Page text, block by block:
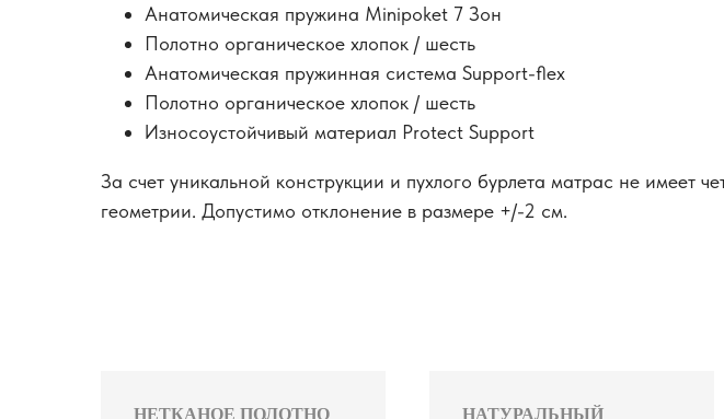
Анатомическая пружина Minipoket 7 Зон
Полотно органическое хлопок / шесть
Анатомическая пружинная система Support-flex
Полотно органическое хлопок / шесть
Износоустойчивый материал Protect Support
За счет уникальной конструкции и пухлого бурлета матрас не имеет
геометрии. Допустимо отклонение в размере +/-2 см.
НЕТКАНОЕ ПОЛОТНО НАТУРАЛЬНЫЙ